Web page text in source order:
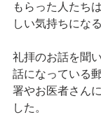
もらった人たち
しい気持ちになる
礼拝のお話を聞
話になっている
署やお医者さん
した。